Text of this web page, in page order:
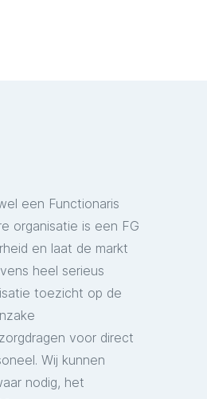
een Functionaris
organisatie is een FG
en laat de markt
heel serieus
toezicht op de
voor direct
Wij kunnen
nodig, het